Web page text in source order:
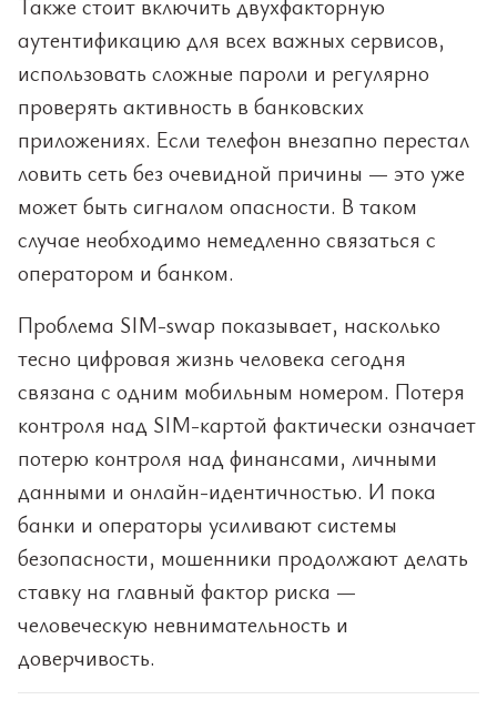
Также стоит включить двухфакторную
аутентификацию для всех важных сервисов,
использовать сложные пароли и регулярно
проверять активность в банковских
приложениях. Если телефон внезапно перестал
ловить сеть без очевидной причины — это уже
может быть сигналом опасности. В таком
случае необходимо немедленно связаться с
оператором и банком.
Проблема SIM-swap показывает, насколько
тесно цифровая жизнь человека сегодня
связана с одним мобильным номером. Потеря
контроля над SIM-картой фактически означает
потерю контроля над финансами, личными
данными и онлайн-идентичностью. И пока
банки и операторы усиливают системы
безопасности, мошенники продолжают делать
ставку на главный фактор риска —
человеческую невнимательность и
доверчивость.